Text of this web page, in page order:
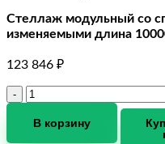
Стеллаж модульный со
изменяемыми длина
123 846 ₽
Количество
Стеллаж
В корзину